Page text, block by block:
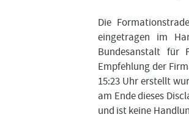
Die
eingetragen im
Bundesanstalt für
Empfehlung der
15:23 Uhr erstellt
am Ende dieses
und ist keine